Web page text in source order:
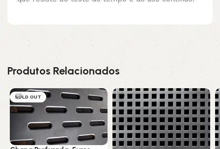
Produtos Relacionados
SOLD OUT